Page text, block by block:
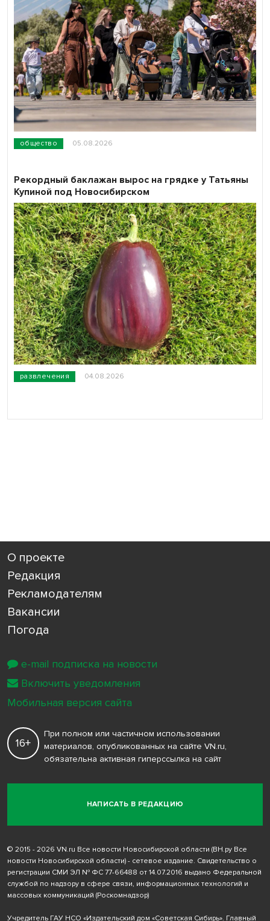
общество 05.08.2026
развлечения 04.08.2026
Рекордный баклажан вырос на грядке у Татьяны
Купиной под Новосибирском
О проекте
Редакция
Рекламодателям
Вакансии
Погода
НАПИСАТЬ В РЕДАКЦИЮ
16+
При полном или частичном использовании
материалов, опубликованных на сайте VN.ru,
обязательна активная гиперссылка на сайт
© 2015 - 2026 VN.ru Все новости Новосибирской области (ВН.ру Все
новости Новосибирской области) - сетевое издание. Свидетельство о
регистрации СМИ ЭЛ № ФС 77-66488 от 14.07.2016 выдано Федеральной
службой по надзору в сфере связи, информационных технологий и
массовых коммуникаций (Роскомнадзор)
Учредитель ГАУ НСО «Издательский дом «Советская Сибирь». Главный
e-mail подписка на новости
Включить уведомления
Мобильная версия сайта